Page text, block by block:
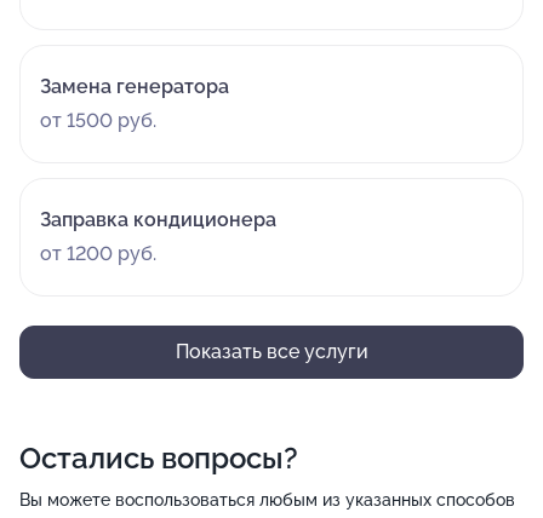
Замена генератора
от 1500 руб.
Заправка кондиционера
от 1200 руб.
Показать все услуги
Остались вопросы?
Вы можете воспользоваться любым из указанных способов